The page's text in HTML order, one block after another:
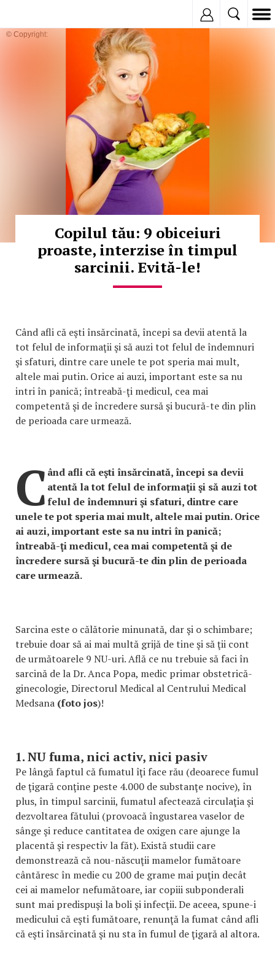
© Copyright:
Copilul tău: 9 obiceiuri
proaste, interzise în timpul
sarcinii. Evită-le!
Când afli că eşti însărcinată, începi sa devii atentă la
tot felul de informaţii şi să auzi tot felul de îndemnuri
şi sfaturi, dintre care unele te pot speria mai mult,
altele mai putin. Orice ai auzi, important este sa nu
intri în panică; întreabă-ţi medicul, cea mai
competentă şi de încredere sursă şi bucură-te din plin
de perioada care urmează.
C ând afli că eşti însărcinată, începi sa devii
atentă la tot felul de informaţii şi să auzi tot
felul de îndemnuri şi sfaturi, dintre care
unele te pot speria mai mult, altele mai putin. Orice
ai auzi, important este sa nu intri în panică;
întreabă-ţi medicul, cea mai competentă şi de
încredere sursă şi bucură-te din plin de perioada
care urmează.
Sarcina este o călătorie minunată, dar şi o schimbare;
trebuie doar să ai mai multă grijă de tine şi să ţii cont
de următoarele 9 NU-uri. Află ce nu trebuie să faci în
sarcină de la Dr. Anca Popa, medic primar obstetrică-
ginecologie, Directorul Medical al Centrului Medical
Medsana (foto jos)!
1. NU fuma, nici activ, nici pasiv
Pe lângă faptul că fumatul îţi face rău (deoarece fumul
de ţigară conţine peste 4.000 de substanţe nocive), în
plus, în timpul sarcinii, fumatul afectează circulaţia şi
dezvoltarea fătului (provoacă îngustarea vaselor de
sânge şi reduce cantitatea de oxigen care ajunge la
placentă şi respectiv la făt). Există studii care
demonstrează că nou-născuţii mamelor fumătoare
cântăresc în medie cu 200 de grame mai puţin decât
cei ai mamelor nefumătoare, iar copiii subponderali
sunt mai predispuşi la boli şi infecţii. De aceea, spune-i
medicului că eşti fumătoare, renunţă la fumat când afli
că eşti însărcinată şi nu sta în fumul de ţigară al altora.